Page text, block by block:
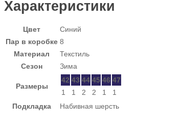
Характеристики
Цвет
Синий
Пар в коробке 8
Материал
Текстиль
Сезон
Зима
Размеры
42 43 44 45 46 47
1
1 2 2 1
1
Подкладка
Набивная шерсть